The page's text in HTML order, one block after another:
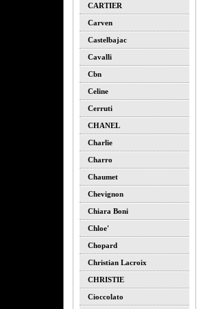
CARTIER
Carven
Castelbajac
Cavalli
Cbn
Celine
Cerruti
CHANEL
Charlie
Charro
Chaumet
Chevignon
Chiara Boni
Chloe'
Chopard
Christian Lacroix
CHRISTIE
Cioccolato